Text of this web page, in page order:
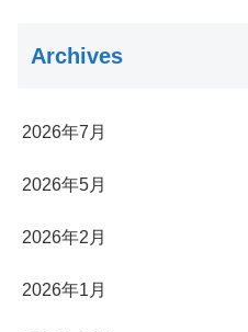
Archives
2026年7月
2026年5月
2026年2月
2026年1月